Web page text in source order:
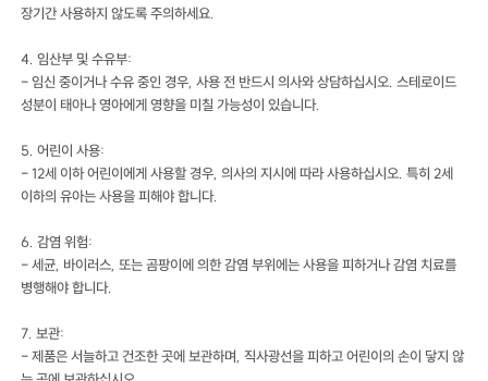
장기간 사용하지 않도록 주의하세요.
4. 임산부 및 수유부:
- 임신 중이거나 수유 중인 경우, 사용 전 반드시 의사와 상담하십시오. 스테로이드
성분이 태아나 영아에게 영향을 미칠 가능성이 있습니다.
5. 어린이 사용:
- 12세 이하 어린이에게 사용할 경우, 의사의 지시에 따라 사용하십시오. 특히 2세
이하의 유아는 사용을 피해야 합니다.
6. 감염 위험:
- 세균, 바이러스, 또는 곰팡이에 의한 감염 부위에는 사용을 피하거나 감염 치료를
병행해야 합니다.
7. 보관:
- 제품은 서늘하고 건조한 곳에 보관하며, 직사광선을 피하고 어린이의 손이 닿지 않